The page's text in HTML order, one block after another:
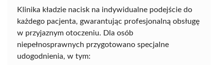
Klinika kładzie nacisk na indywidualne podejście do
każdego pacjenta, gwarantując profesjonalną obsługę
w przyjaznym otoczeniu. Dla osób
niepełnosprawnych przygotowano specjalne
udogodnienia, w tym: